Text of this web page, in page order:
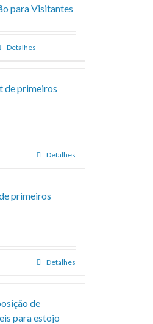
para Visitantes
Detalhes
de primeiros
Detalhes
primeiros
Detalhes
de
para estojo